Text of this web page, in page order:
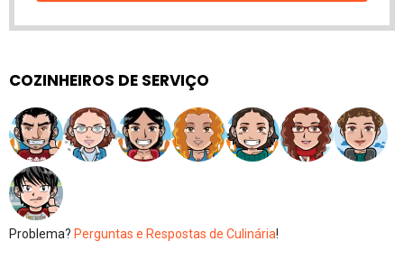
COZINHEIROS DE SERVIÇO
Problema? Perguntas e Respostas de Culinária!